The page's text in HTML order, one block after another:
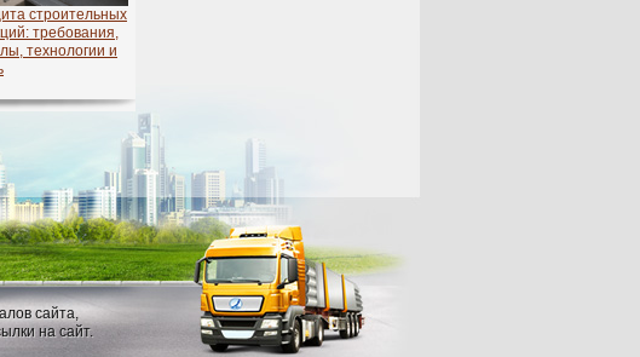
строительных
требования,
технологии и
сайта,
на сайт.